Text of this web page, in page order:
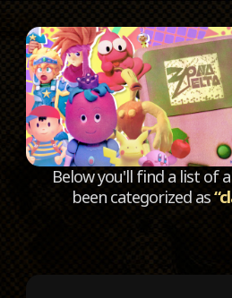
Below you'll find a list of
been categorized as